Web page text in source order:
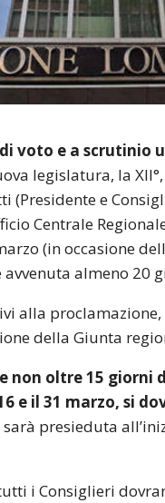
voto e a scrutinio
legislatura, la
(Presidente e
Centrale
(in occasione
almeno 20
alla
della Giunta
non oltre 15 giorni
e il 31 marzo, si
sarà presieduta
i Consiglieri